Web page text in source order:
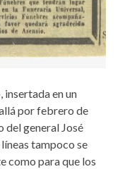
insertada en un
por febrero de
general José
tampoco se
como para que los